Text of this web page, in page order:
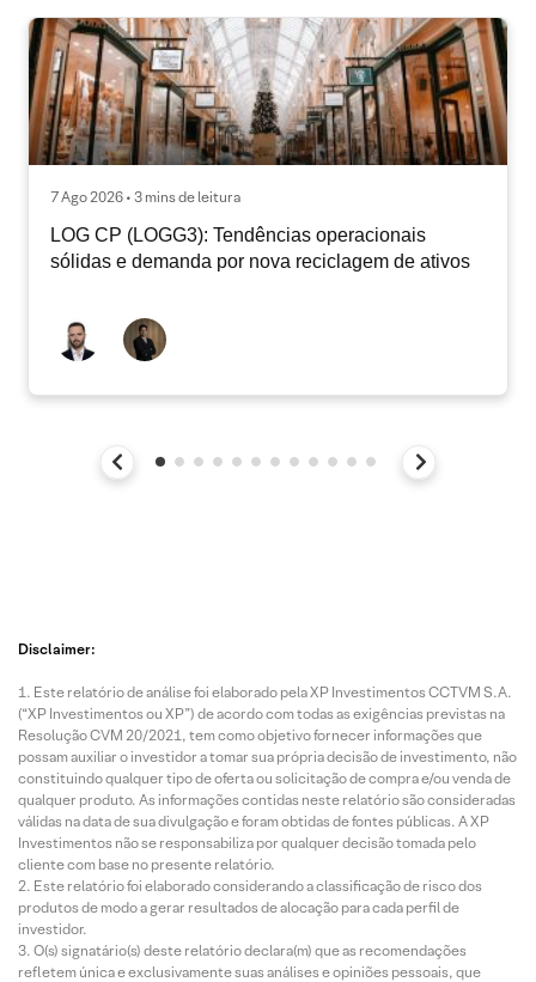
7 Ago 2026 • 3 mins de leitura
LOG CP (LOGG3): Tendências operacionais
sólidas e demanda por nova reciclagem de ativos
Disclaimer:
Este relatório de análise foi elaborado pela XP Investimentos CCTVM S.A.
(“XP Investimentos ou XP”) de acordo com todas as exigências previstas na
Resolução CVM 20/2021, tem como objetivo fornecer informações que
possam auxiliar o investidor a tomar sua própria decisão de investimento, não
constituindo qualquer tipo de oferta ou solicitação de compra e/ou venda de
qualquer produto. As informações contidas neste relatório são consideradas
válidas na data de sua divulgação e foram obtidas de fontes públicas. A XP
Investimentos não se responsabiliza por qualquer decisão tomada pelo
cliente com base no presente relatório.
Este relatório foi elaborado considerando a classificação de risco dos
produtos de modo a gerar resultados de alocação para cada perfil de
investidor.
O(s) signatário(s) deste relatório declara(m) que as recomendações
refletem única e exclusivamente suas análises e opiniões pessoais, que